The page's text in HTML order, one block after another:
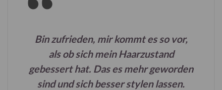
Bin zufrieden, mir kommt es so vor,
als ob sich mein Haarzustand
gebessert hat. Das es mehr geworden
sind und sich besser stylen lassen.